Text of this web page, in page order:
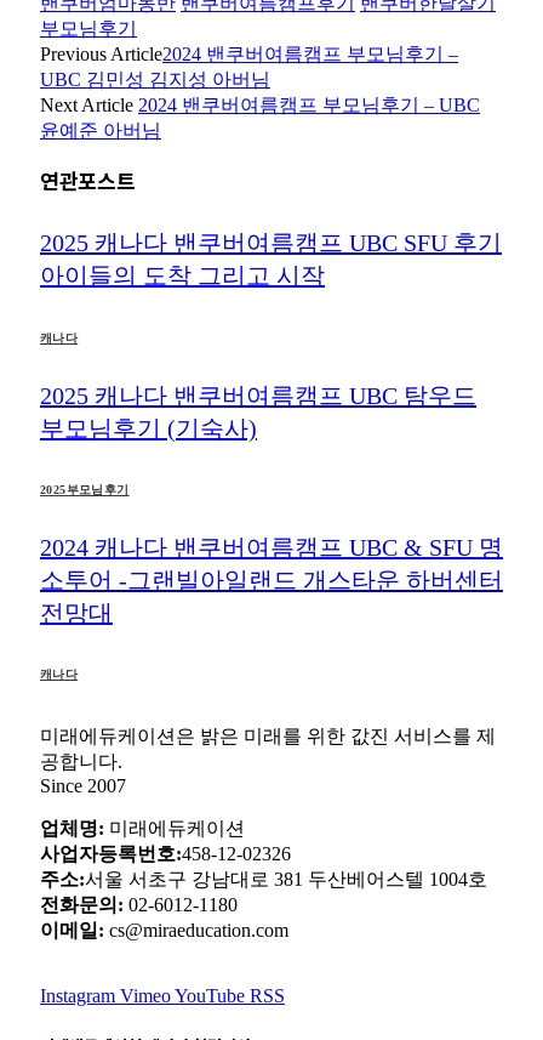
부모님후기
Previous Article2024 밴쿠버여름캠프 부모님후기 –
UBC 김민성 김지성 아버님
Next Article 2024 밴쿠버여름캠프 부모님후기 – UBC
윤예준 아버님
연관포스트
2025 캐나다 밴쿠버여름캠프 UBC SFU 후기
아이들의 도착 그리고 시작
캐나다
2025 캐나다 밴쿠버여름캠프 UBC 탐우드
부모님후기 (기숙사)
2025부모님후기
2024 캐나다 밴쿠버여름캠프 UBC & SFU 명
소투어 -그랜빌아일랜드 개스타운 하버센터
전망대
캐나다
미래에듀케이션은 밝은 미래를 위한 값진 서비스를 제
공합니다.
Since 2007
업체명: 미래에듀케이션
사업자등록번호:458-12-02326
주소:서울 서초구 강남대로 381 두산베어스텔 1004호
전화문의: 02-6012-1180
이메일: cs@miraeducation.com
Instagram VimeoYouTube RSS